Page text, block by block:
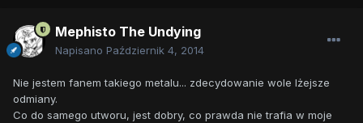
Mephisto The Undying
Napisano Październik 4, 2014
Nie jestem fanem takiego metalu... zdecydowanie wole lżejsze
odmiany.
Co do samego utworu, jest dobry, co prawda nie trafia w moje